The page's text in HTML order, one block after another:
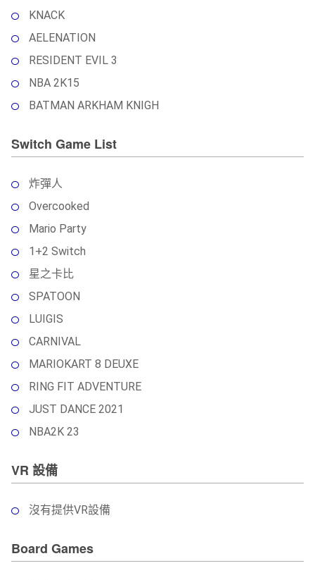
KNACK
AELENATION
RESIDENT EVIL 3
NBA 2K15
BATMAN ARKHAM KNIGH
Switch Game List
炸彈人
Overcooked
Mario Party
1+2 Switch
星之卡比
SPATOON
LUIGIS
CARNIVAL
MARIOKART 8 DEUXE
RING FIT ADVENTURE
JUST DANCE 2021
NBA2K 23
VR 設備
沒有提供VR設備
Board Games